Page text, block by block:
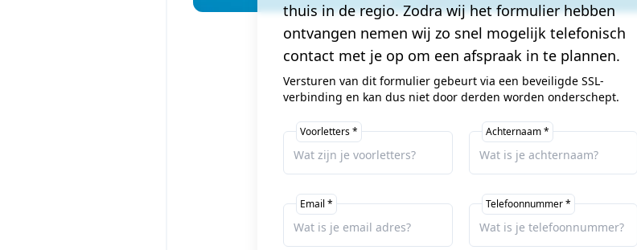
thuis in de regio. Zodra wij het formulier hebben
ontvangen nemen wij zo snel mogelijk telefonisch
contact met je op om een afspraak in te plannen.
Versturen van dit formulier gebeurt via een beveiligde SSL-
verbinding en kan dus niet door derden worden onderschept.
Voorletters * Achternaam *
Email * Telefoonnummer *